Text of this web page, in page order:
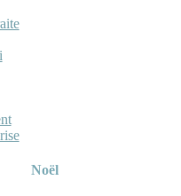
Noël